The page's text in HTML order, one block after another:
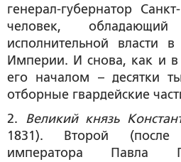
генерал-губернатор
человек,
исполнительной власти в
Империи. И снова, как и
его началом – десятки
отборные гвардейские
2. Великий князь
1831). Второй (после
императора Павла